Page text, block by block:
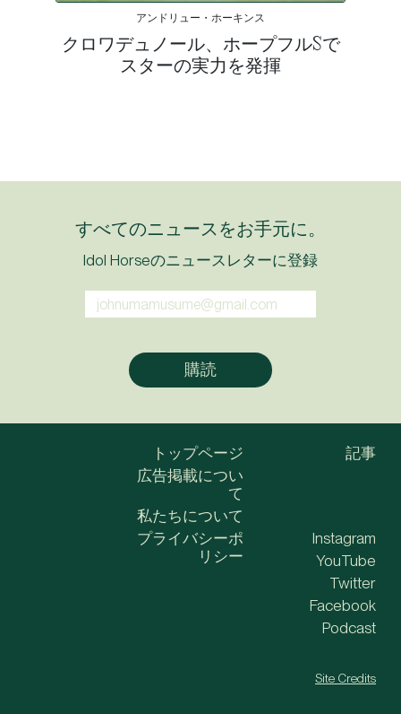
アンドリュー・ホーキンス
クロワデュノール、ホープフルSで
スターの実力を発揮
すべてのニュースをお手元に。
Idol Horseのニュースレターに登録
トップページ
広告掲載につい
て
私たちについて
記事
プライバシーポ
リシー
Instagram
YouTube
Twitter
Facebook
Podcast
Site Credits